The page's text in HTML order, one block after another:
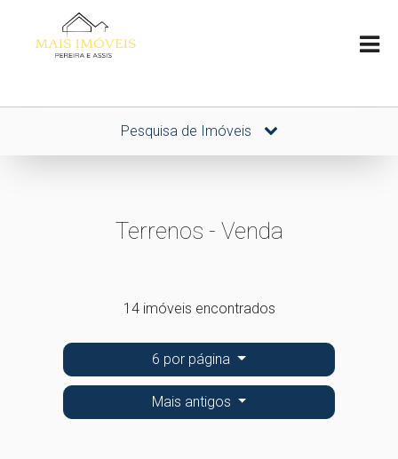
Pesquisa de Imóveis
Terrenos - Venda
14 imóveis encontrados
6 por página
Mais antigos